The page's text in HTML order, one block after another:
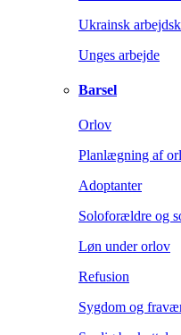
Ukrainsk
Unges arbejde
Barsel
Orlov
Planlægning af
Adoptanter
Soloforældre og
Løn under orlov
Refusion
Sygdom og